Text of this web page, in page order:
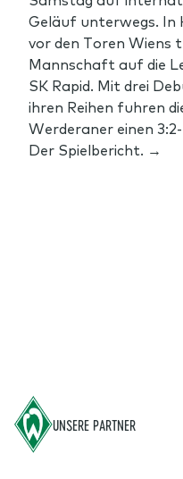
Geläuf unterwegs. In
vor den Toren Wiens
Mannschaft auf die
SK Rapid. Mit drei
ihren Reihen fuhren
Werderaner einen
Der Spielbericht. →
UNSERE PARTNER